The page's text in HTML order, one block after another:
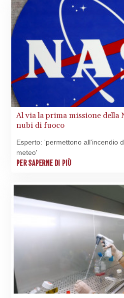
Al via la prima missione della
nubi di fuoco
Esperto: 'permettono all'incendio
meteo'
PER SAPERNE DI PIÙ